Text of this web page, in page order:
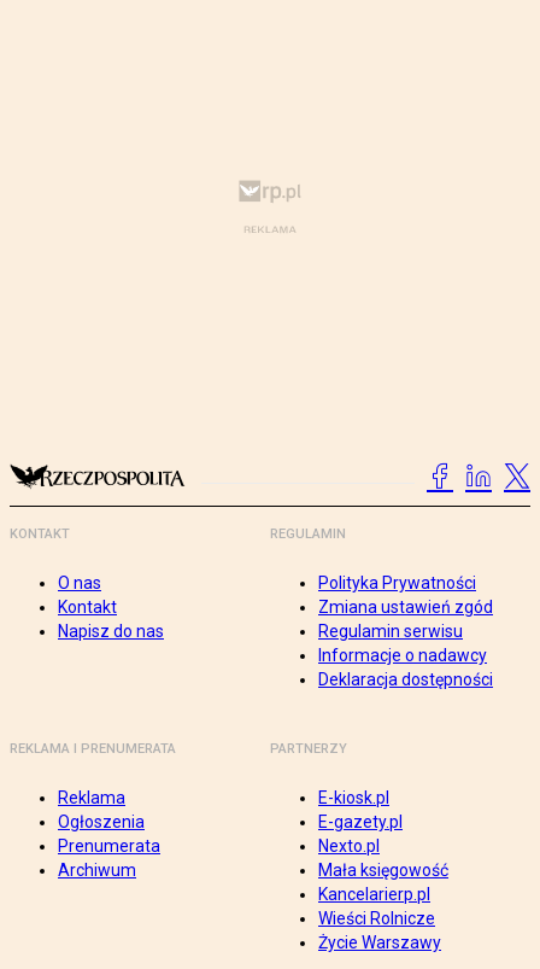
KONTAKT
O nas
Kontakt
Napisz do nas
REGULAMIN
Polityka Prywatności
Zmiana ustawień zgód
Regulamin serwisu
Informacje o nadawcy
Deklaracja dostępności
REKLAMA I PRENUMERATA
Reklama
Ogłoszenia
Prenumerata
Archiwum
PARTNERZY
E-kiosk.pl
E-gazety.pl
Nexto.pl
Mała księgowość
Kancelarierp.pl
Wieści Rolnicze
Życie Warszawy